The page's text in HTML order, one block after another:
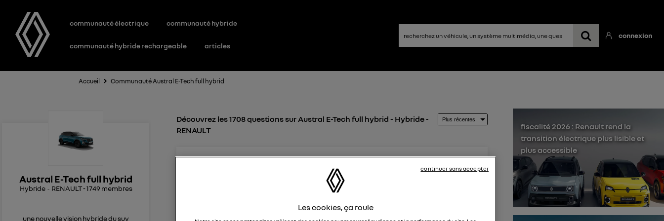
communauté électrique communauté hybride
communauté hybride rechargeable articles
connexion
Accueil Communauté Austral E-Tech full hybrid
Austral E-Tech full hybrid
Hybride RENAULT-1749 membres
une nouvelle vision hybride du suv
Découvrez les 1708 questions sur Austral E-Tech full hybrid - Hybride -
RENAULT
Bonjour, Avez-vous tous un bruit de grincement en fin de freinage?
fiscalité 2026 : Renault rend la
transition électrique plus lisible et
plus accessible
Les cookies, ça roule
continuer sans accepter